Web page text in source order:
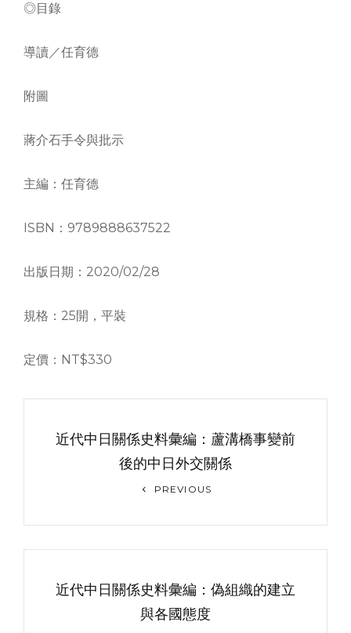
◎目錄
導讀／任育德
附圖
蔣介石手令與批示
主編：任育德
ISBN：9789888637522
出版日期：2020/02/28
規格：25開，平裝
定價：NT$330
近代中日關係史料彙編：蘆溝橋事變前
後的中日外交關係
PREVIOUS
近代中日關係史料彙編：偽組織的建立
與各國態度